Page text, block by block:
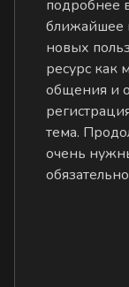
подробнее
ближайшее
новых
ресурс как
общения и
тема.
очень